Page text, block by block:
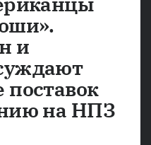
и
поставок
на НПЗ